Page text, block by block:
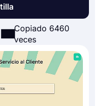
Copiado 6460
veces